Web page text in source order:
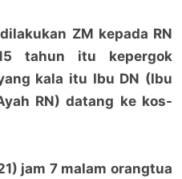
ZM kepada RN
tahun itu kepergok
kala itu Ibu DN (Ibu
RN) datang ke kos-
jam 7 malam orangtua